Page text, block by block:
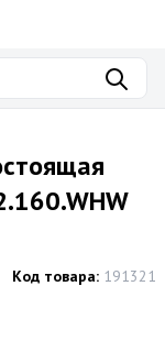
Код товара: 191321